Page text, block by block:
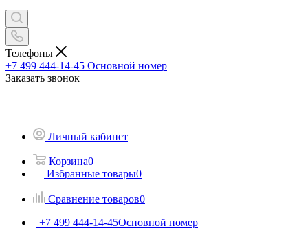
Телефоны
+7 499 444-14-45 Основной номер
Заказать звонок
Личный кабинет
Корзина0
Избранные товары0
Сравнение товаров0
+7 499 444-14-45Основной номер